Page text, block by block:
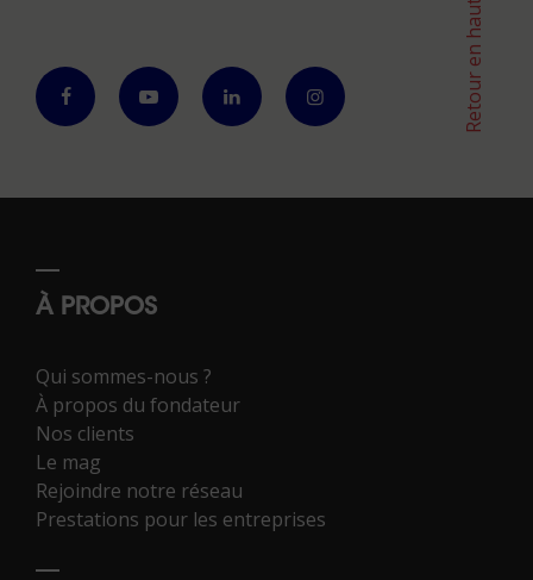
Retour en haut
À PROPOS
Qui sommes-nous ?
À propos du fondateur
Nos clients
Le mag
Rejoindre notre réseau
Prestations pour les entreprises